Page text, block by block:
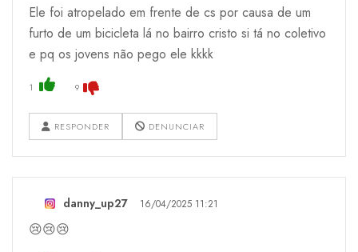
Ele foi atropelado em frente de cs por causa de um
furto de um bicicleta lá no bairro cristo si tá no coletivo
e pq os jovens não pego ele kkkk
1 9
RESPONDER DENUNCIAR
danny_up27 16/04/2025 11:21
😢😢😢